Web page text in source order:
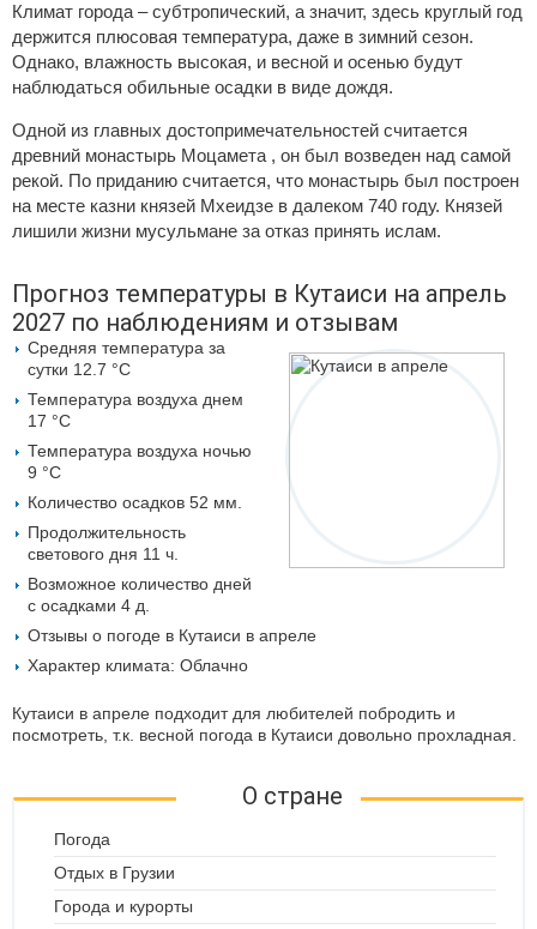
Климат города – субтропический, а значит, здесь круглый год
держится плюсовая температура, даже в зимний сезон.
Однако, влажность высокая, и весной и осенью будут
наблюдаться обильные осадки в виде дождя.
Одной из главных достопримечательностей считается
древний монастырь Моцамета , он был возведен над самой
рекой. По приданию считается, что монастырь был построен
на месте казни князей Мхеидзе в далеком 740 году. Князей
лишили жизни мусульмане за отказ принять ислам.
Прогноз температуры в Кутаиси на апрель
2027 по наблюдениям и отзывам
Средняя температура за
сутки 12.7 °C
Температура воздуха днем
17 °C
Температура воздуха ночью
9 °C
Количество осадков 52 мм.
Продолжительность
светового дня 11 ч.
Возможное количество дней
с осадками 4 д.
Отзывы о погоде в Кутаиси в апреле
Характер климата: Облачно
Кутаиси в апреле подходит для любителей побродить и
посмотреть, т.к. весной погода в Кутаиси довольно прохладная.
О стране
Погода
Отдых в Грузии
Города и курорты